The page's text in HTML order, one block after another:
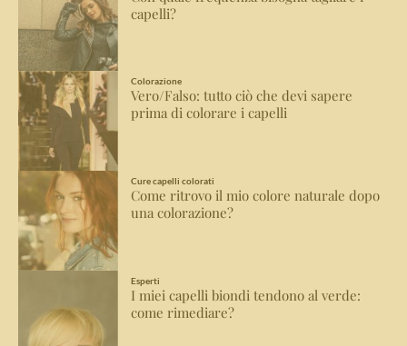
capelli?
Colorazione
Vero/Falso: tutto ciò che devi sapere
prima di colorare i capelli
Cure capelli colorati
Come ritrovo il mio colore naturale dopo
una colorazione?
Esperti
I miei capelli biondi tendono al verde:
come rimediare?